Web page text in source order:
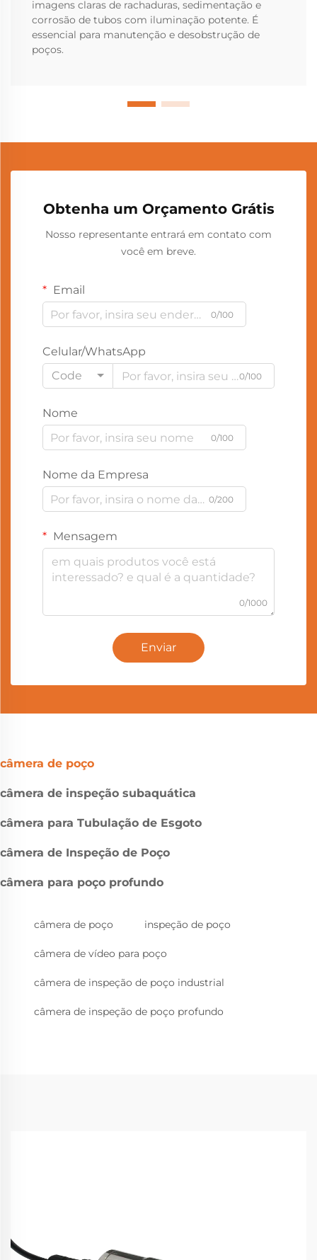
imagens claras de rachaduras, sedimentação e
corrosão de tubos com iluminação potente. É
essencial para manutenção e desobstrução de
poços.
Obtenha um Orçamento Grátis
Nosso representante entrará em contato com
você em breve.
Email
0/100
Celular/WhatsApp
Code
0/100
Nome
0/100
Nome da Empresa
0/200
Mensagem
0/1000
Enviar
câmera de poço
câmera de inspeção subaquática
câmera para Tubulação de Esgoto
câmera de Inspeção de Poço
câmera para poço profundo
câmera de poço inspeção de poço
câmera de vídeo para poço
câmera de inspeção de poço industrial
câmera de inspeção de poço profundo